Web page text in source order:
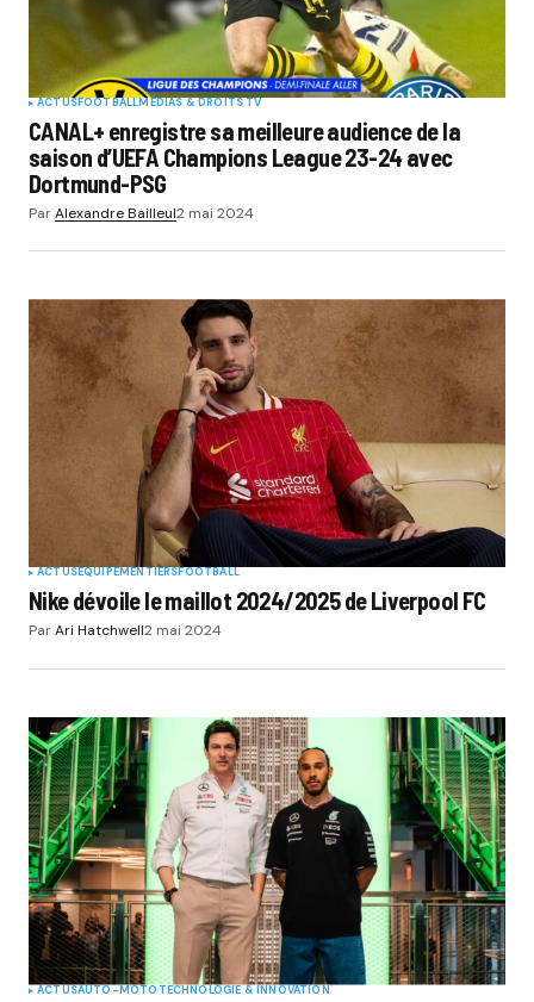
ACTUSFOOTBALLMÉDIAS & DROITS TV
CANAL+ enregistre sa meilleure audience de la
saison d’UEFA Champions League 23-24 avec
Dortmund-PSG
ParAlexandre Bailleul2 mai 2024
ACTUSEQUIPEMENTIERSFOOTBALL
Nike dévoile le maillot 2024/2025 de Liverpool FC
ParAri Hatchwell2 mai 2024
ACTUSAUTO-MOTOTECHNOLOGIE & INNOVATION